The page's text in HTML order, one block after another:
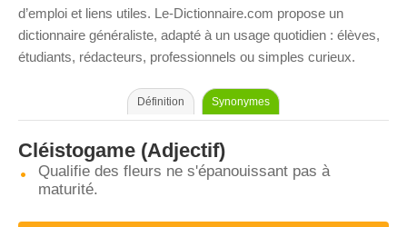
d’emploi et liens utiles. Le-Dictionnaire.com propose un
dictionnaire généraliste, adapté à un usage quotidien : élèves,
étudiants, rédacteurs, professionnels ou simples curieux.
Définition Synonymes
Cléistogame (Adjectif)
Qualifie des fleurs ne s'épanouissant pas à
maturité.